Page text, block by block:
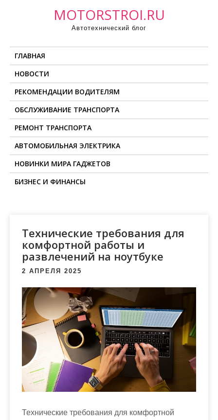
MOTORSTROI.RU
Автотехнический блог
ГЛАВНАЯ
НОВОСТИ
РЕКОМЕНДАЦИИ ВОДИТЕЛЯМ
ОБСЛУЖИВАНИЕ ТРАНСПОРТА
РЕМОНТ ТРАНСПОРТА
АВТОМОБИЛЬНАЯ ЭЛЕКТРИКА
НОВИНКИ МИРА ГАДЖЕТОВ
БИЗНЕС И ФИНАНСЫ
Технические требования для
комфортной работы и
развлечений на ноутбуке
2 АПРЕЛЯ 2025
Технические требования для комфортной